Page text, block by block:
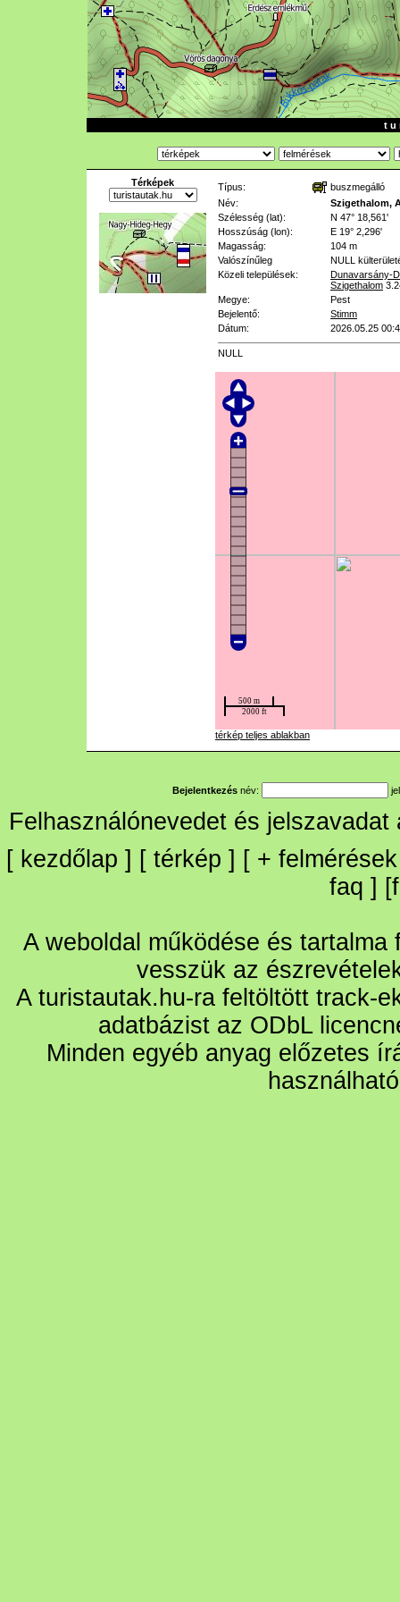
t u
Térképek Típus:
buszmegálló
Név:
Szigethalom,
Szélesség (lat):
N 47° 18,561'
Hosszúság (lon):
E 19° 2,296'
Magasság:
104 m
Valószínűleg
NULL
Közeli települések:
Dunavarsány-
Szigethalom
Megye:
Pest
Bejelentő:
Stimm
Dátum:
2026.05.25
NULL
térkép teljes ablakban
Bejelentkezés név:
Felhasználónevedet és
[ kezdőlap ] [ térkép ] [ + felmérések
faq ] [
A weboldal működése és
vesszük az
A turistautak.hu-ra feltöltött track-
adatbázist az ODbL
Minden egyéb anyag előzetes